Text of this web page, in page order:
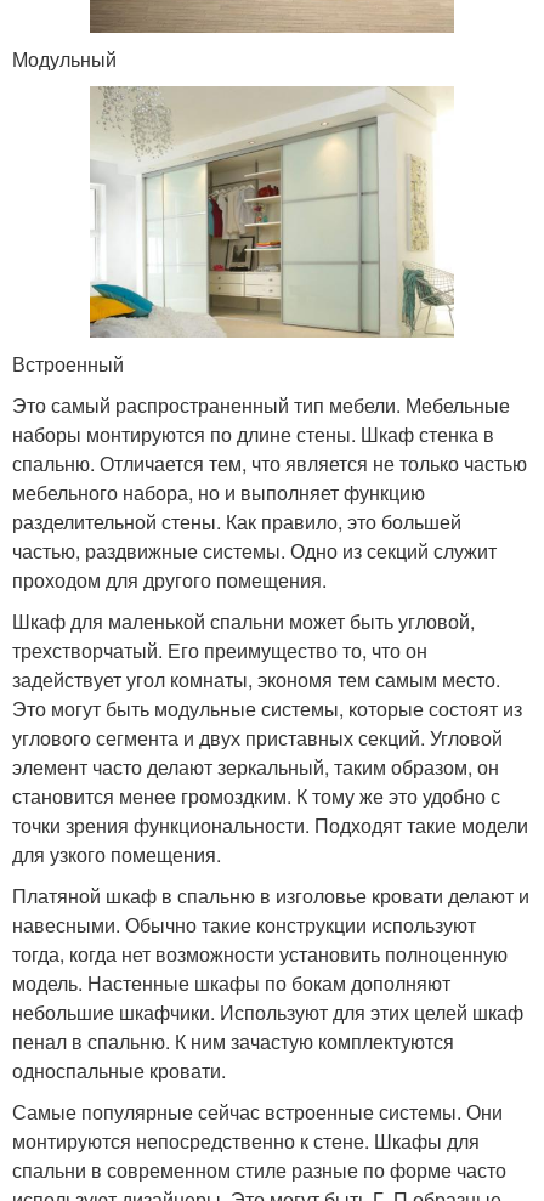
Модульный
Встроенный
Это самый распространенный тип мебели. Мебельные
наборы монтируются по длине стены. Шкаф стенка в
спальню. Отличается тем, что является не только частью
мебельного набора, но и выполняет функцию
разделительной стены. Как правило, это большей
частью, раздвижные системы. Одно из секций служит
проходом для другого помещения.
Шкаф для маленькой спальни может быть угловой,
трехстворчатый. Его преимущество то, что он
задействует угол комнаты, экономя тем самым место.
Это могут быть модульные системы, которые состоят из
углового сегмента и двух приставных секций. Угловой
элемент часто делают зеркальный, таким образом, он
становится менее громоздким. К тому же это удобно с
точки зрения функциональности. Подходят такие модели
для узкого помещения.
Платяной шкаф в спальню в изголовье кровати делают и
навесными. Обычно такие конструкции используют
тогда, когда нет возможности установить полноценную
модель. Настенные шкафы по бокам дополняют
небольшие шкафчики. Используют для этих целей шкаф
пенал в спальню. К ним зачастую комплектуются
односпальные кровати.
Самые популярные сейчас встроенные системы. Они
монтируются непосредственно к стене. Шкафы для
спальни в современном стиле разные по форме часто